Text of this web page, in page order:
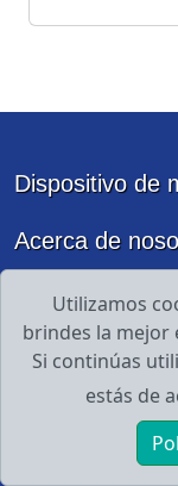
Dispositivo de
Acerca de
Guideline
Contacto
Utilizamos
brindes la mejor
Si continúas
estás de